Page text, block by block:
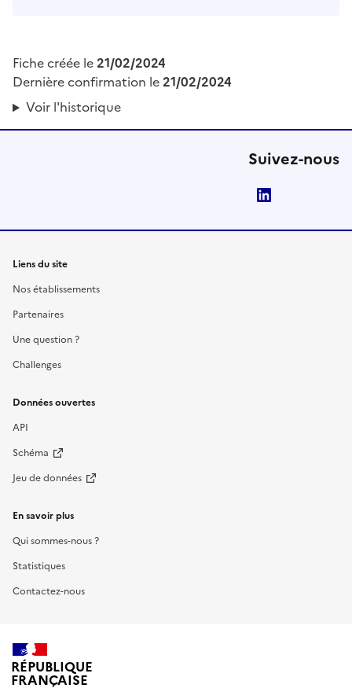
Fiche créée le21/02/2024
Dernière confirmation le21/02/2024
Voir l'historique
Suivez-nous
Liens du site
Nos établissements
Partenaires
Une question ?
Challenges
Données ouvertes
API
Schéma
Jeu de données
En savoir plus
Qui sommes-nous ?
Statistiques
Contactez-nous
RÉPUBLIQUE
FRANÇAISE